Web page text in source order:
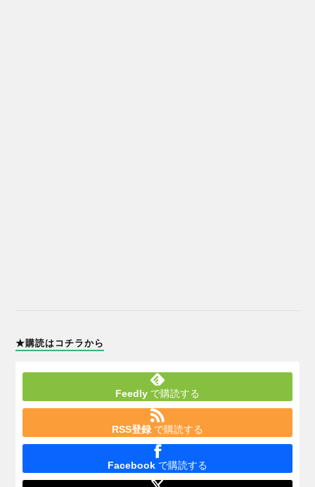
★購読はコチラから
Feedly で購読する
RSS登録 で購読する
Facebook で購読する